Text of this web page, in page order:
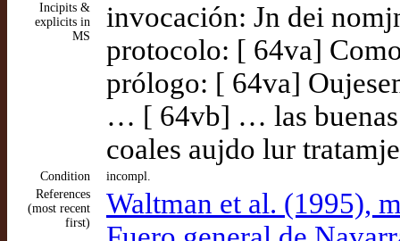
Incipits &
explicits in
MS
invocación: Jn dei
protocolo: [ 64va]
prólogo: [ 64va]
… [ 64vb] … las buenas
coales aujdo lur
Condition
incompl.
References
(most recent
first)
Waltman et al. (1995),